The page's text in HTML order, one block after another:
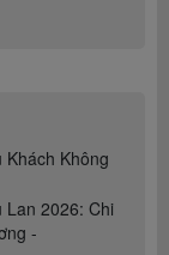
Không
Lan 2026: Chi
-